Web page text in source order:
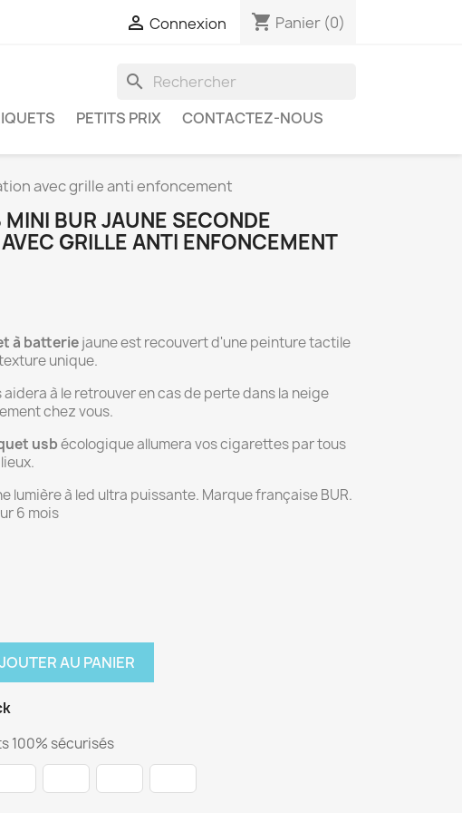
 Connexion shopping_cart Panier (0)
search
PETITS PRIX CONTACTEZ-NOUS
avec grille anti enfoncement
BUR JAUNE SECONDE
GRILLE ANTI ENFONCEMENT
à batteriejaune est recouvert d'une peinture tactile
unique.
aidera à le retrouver en cas de perte dans la neige
chez vous.
usbécologique allumera vos cigarettes par tous
lumière à led ultra puissante. Marque française BUR.
6 mois
AU PANIER
100% sécurisés